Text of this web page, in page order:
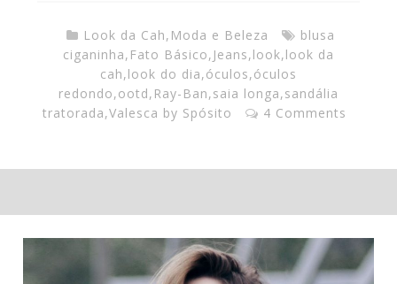
Look da Cah, Moda e Beleza
blusa
ciganinha, Fato Básico, Jeans,look,look da
cah,look do dia,óculos,óculos
redondo,ootd, Ray-Ban,saia longa,sandália
tratorada,Valesca by Spósito 4 Comments